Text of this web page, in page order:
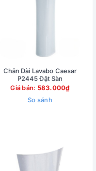
Chân Dài Lavabo Caesar
P2445 Đặt Sàn
Giá bán: 583.000₫
So sánh